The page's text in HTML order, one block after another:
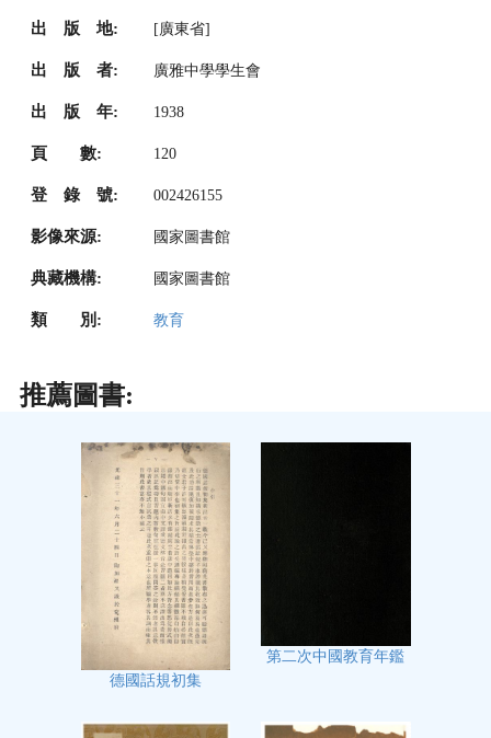
出 版 地: [廣東省]
出 版 者: 廣雅中學學生會
出 版 年: 1938
頁 數: 120
登 錄 號: 002426155
影像來源: 國家圖書館
典藏機構: 國家圖書館
類 別: 教育
推薦圖書:
德國話規初集
第二次中國教育年鑑